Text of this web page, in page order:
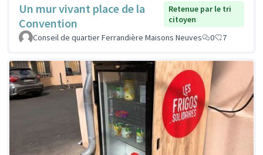
Un mur vivant place de la
Convention
Retenue par le tri
citoyen
Conseil de quartier Ferrandière Maisons Neuves
0 7